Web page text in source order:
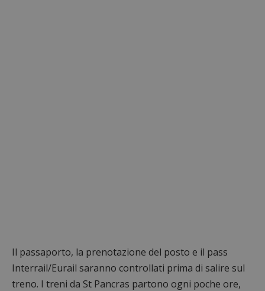
Il passaporto, la prenotazione del posto e il pass
Interrail/Eurail saranno controllati prima di salire sul
treno. I treni da St Pancras partono ogni poche ore,